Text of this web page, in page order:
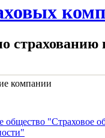
страхованию
компании
общество "Страховое